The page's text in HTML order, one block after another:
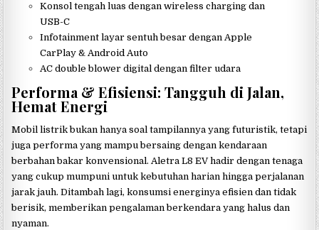
Konsol tengah luas dengan wireless charging dan
USB-C
Infotainment layar sentuh besar dengan Apple
CarPlay & Android Auto
AC double blower digital dengan filter udara
Performa & Efisiensi: Tangguh di Jalan,
Hemat Energi
Mobil listrik bukan hanya soal tampilannya yang futuristik, tetapi
juga performa yang mampu bersaing dengan kendaraan
berbahan bakar konvensional. Aletra L8 EV hadir dengan tenaga
yang cukup mumpuni untuk kebutuhan harian hingga perjalanan
jarak jauh. Ditambah lagi, konsumsi energinya efisien dan tidak
berisik, memberikan pengalaman berkendara yang halus dan
nyaman.